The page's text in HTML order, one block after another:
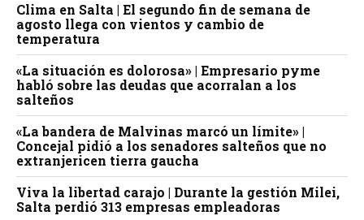
Clima en Salta | El segundo fin de semana de
agosto llega con vientos y cambio de
temperatura
«La situación es dolorosa» | Empresario pyme
habló sobre las deudas que acorralan a los
salteños
«La bandera de Malvinas marcó un límite» |
Concejal pidió a los senadores salteños que no
extranjericen tierra gaucha
Viva la libertad carajo | Durante la gestión Milei,
Salta perdió 313 empresas empleadoras